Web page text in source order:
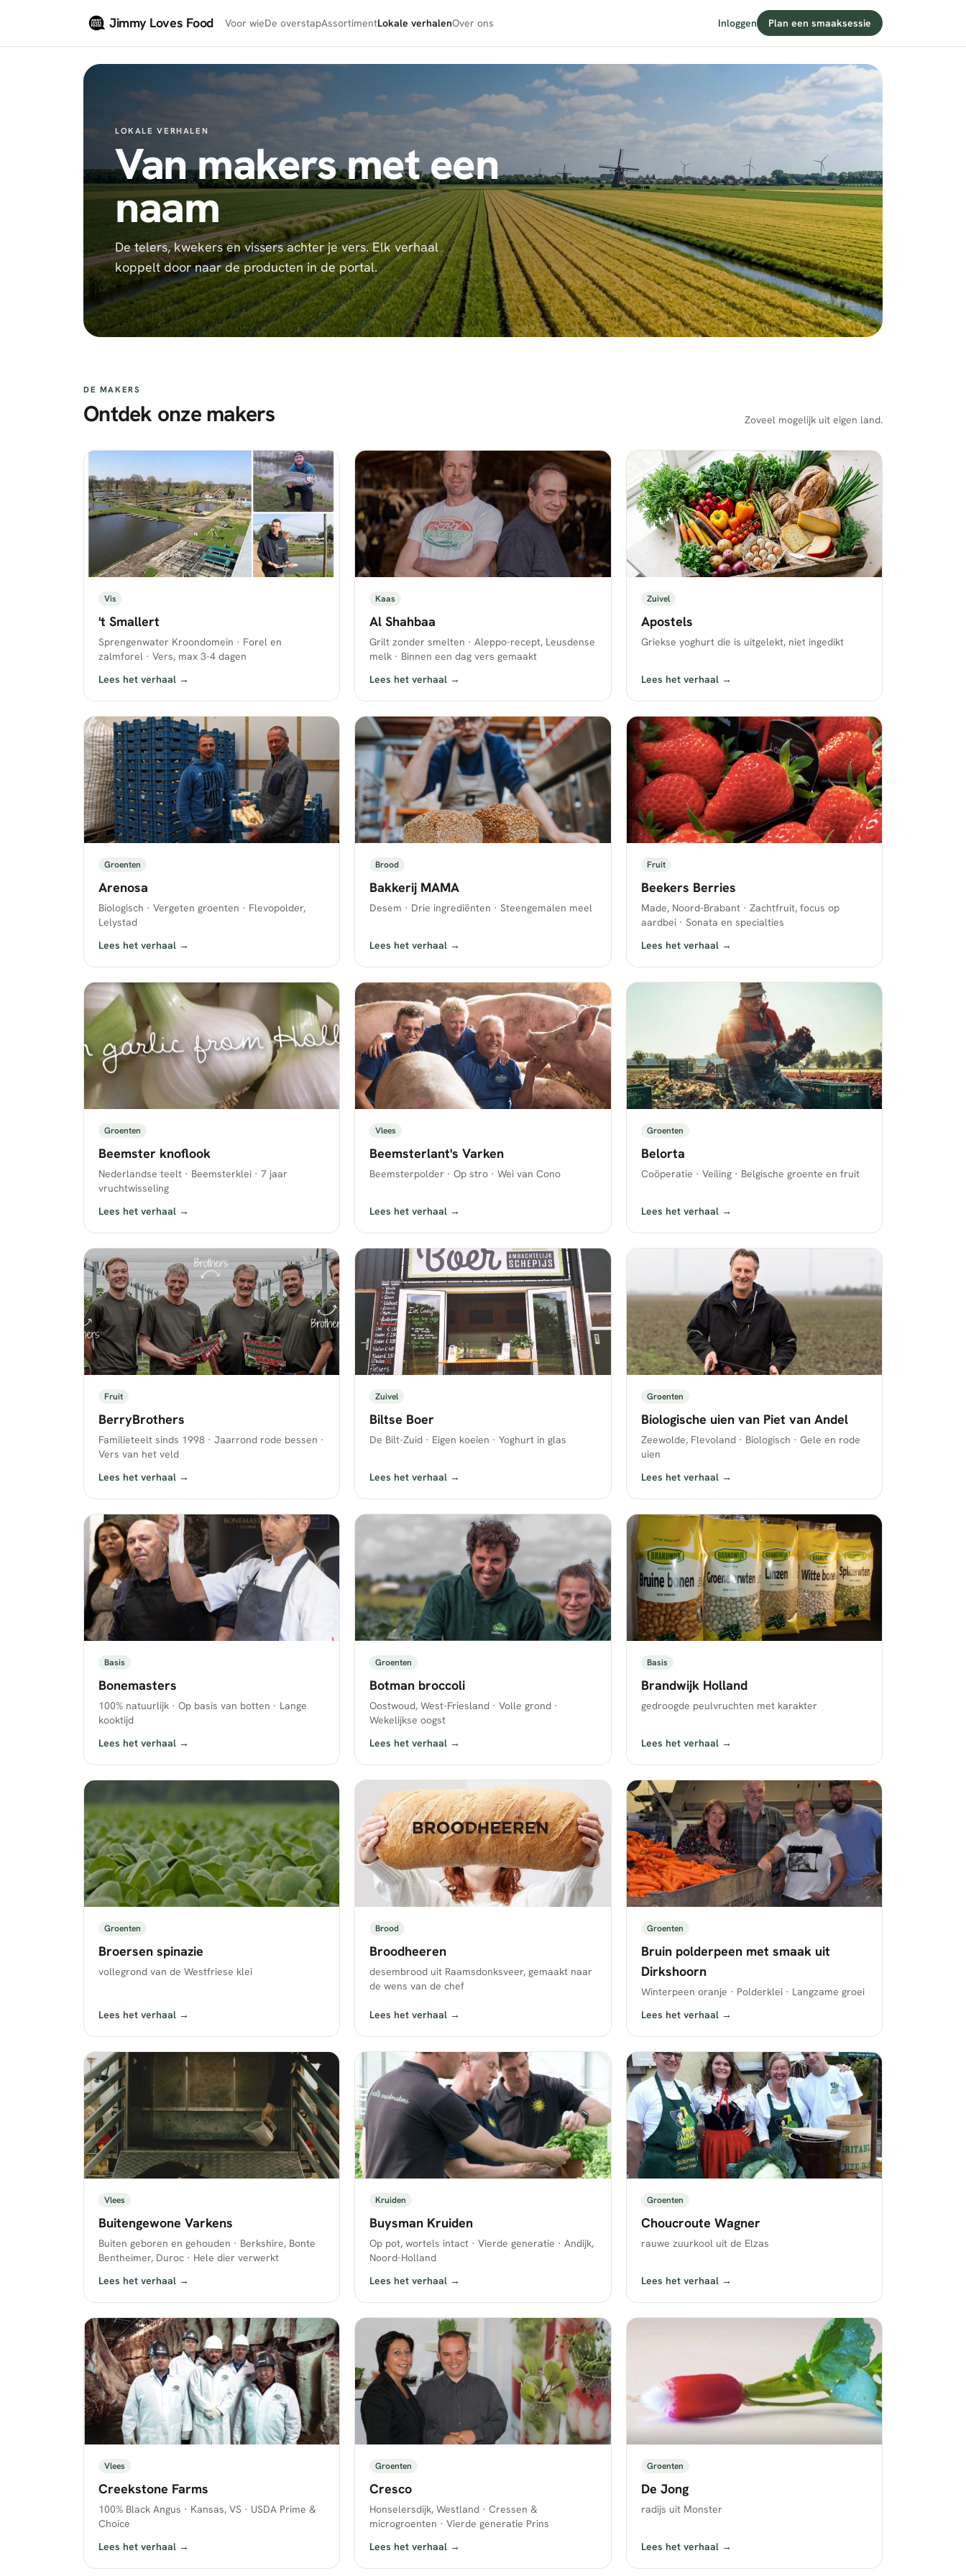
Jimmy Loves Food Voor wieDe overstapAssortimentLokale verhalenOver ons Inloggen Plan een smaaksessie
LOKALE VERHALEN
Van makers met een
naam
De telers, kwekers en vissers achter je vers. Elk verhaal
koppelt door naar de producten in de portal.
DE MAKERS
Ontdek onze makers Zoveel mogelijk uit eigen land.
Vis
't Smallert
Sprengenwater Kroondomein · Forel en
zalmforel · Vers, max 3-4 dagen
Lees het verhaal →
Kaas
Al Shahbaa
Grilt zonder smelten · Aleppo-recept, Leusdense
melk · Binnen een dag vers gemaakt
Lees het verhaal →
Zuivel
Apostels
Griekse yoghurt die is uitgelekt, niet ingedikt
Lees het verhaal →
Groenten
Arenosa
Biologisch · Vergeten groenten · Flevopolder,
Lelystad
Lees het verhaal →
Brood
Bakkerij MAMA
Desem · Drie ingrediënten · Steengemalen meel
Lees het verhaal →
Fruit
Beekers Berries
Made, Noord-Brabant · Zachtfruit, focus op
aardbei · Sonata en specialties
Lees het verhaal →
Groenten
Beemster knoflook
Nederlandse teelt · Beemsterklei · 7 jaar
vruchtwisseling
Lees het verhaal →
Vlees
Beemsterlant's Varken
Beemsterpolder · Op stro · Wei van Cono
Lees het verhaal →
Groenten
Belorta
Coöperatie · Veiling · Belgische groente en fruit
Lees het verhaal →
Fruit
BerryBrothers
Familieteelt sinds 1998 · Jaarrond rode bessen ·
Vers van het veld
Lees het verhaal →
Zuivel
Biltse Boer
De Bilt-Zuid · Eigen koeien · Yoghurt in glas
Lees het verhaal →
Groenten
Biologische uien van Piet van Andel
Zeewolde, Flevoland · Biologisch · Gele en rode
uien
Lees het verhaal →
Basis
Bonemasters
100% natuurlijk · Op basis van botten · Lange
kooktijd
Lees het verhaal →
Groenten
Botman broccoli
Oostwoud, West-Friesland · Volle grond ·
Wekelijkse oogst
Lees het verhaal →
Basis
Brandwijk Holland
gedroogde peulvruchten met karakter
Lees het verhaal →
Groenten
Broersen spinazie
vollegrond van de Westfriese klei
Lees het verhaal →
Brood
Broodheeren
desembrood uit Raamsdonksveer, gemaakt naar
de wens van de chef
Lees het verhaal →
Groenten
Bruin polderpeen met smaak uit
Dirkshoorn
Winterpeen oranje · Polderklei · Langzame groei
Lees het verhaal →
Vlees
Buitengewone Varkens
Buiten geboren en gehouden · Berkshire, Bonte
Bentheimer, Duroc · Hele dier verwerkt
Lees het verhaal →
Kruiden
Buysman Kruiden
Op pot, wortels intact · Vierde generatie · Andijk,
Noord-Holland
Lees het verhaal →
Groenten
Choucroute Wagner
rauwe zuurkool uit de Elzas
Lees het verhaal →
Vlees
Creekstone Farms
100% Black Angus · Kansas, VS · USDA Prime &
Choice
Lees het verhaal →
Groenten
Cresco
Honselersdijk, Westland · Cressen &
microgroenten · Vierde generatie Prins
Lees het verhaal →
Groenten
De Jong
radijs uit Monster
Lees het verhaal →